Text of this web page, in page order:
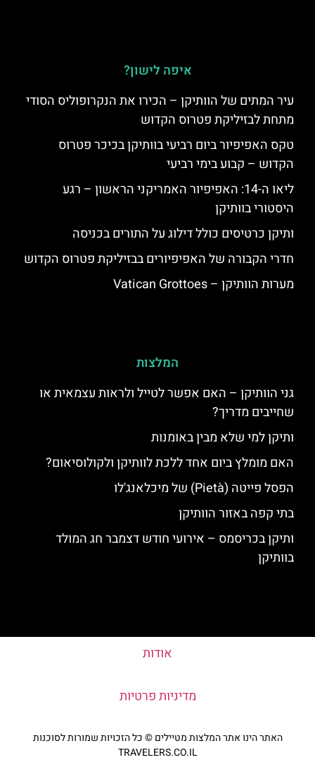
איפה לישון?
עיר המתים של הוותיקן – הכירו את הנקרופוליס הסודי
מתחת לבזיליקת פטרוס הקדוש
טקס האפיפיור ביום רביעי בוותיקן בכיכר פטרוס
הקדוש – קבוע בימי רביעי
ליאו ה-14: האפיפיור האמריקני הראשון – רגע
היסטורי בוותיקן
ותיקן כרטיסים כולל דילוג על התורים בכניסה
חדרי הקבורה של האפיפיורים בבזיליקת פטרוס הקדוש
מערות הוותיקן – Vatican Grottoes
המלצות
גני הוותיקן – האם אפשר לטייל ולראות עצמאית או
שחייבים מדריך?
ותיקן למי שלא מבין באומנות
האם מומלץ ביום אחד ללכת לוותיקן ולקולוסיאום?
הפסל פייטה (Pietà) של מיכלאנג'לו
בתי קפה באזור הוותיקן
ותיקן בכריסמס – אירועי חודש דצמבר חג המולד
בוותיקן
אודות
מדיניות פרטיות
האתר הינו אתר המלצות מטיילים © כל הזכויות שמורות לסוכנות
TRAVELERS.CO.IL